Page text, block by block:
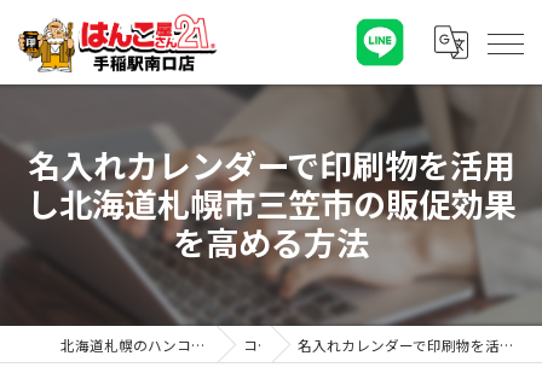
名入れカレンダーで印刷物を活用
し北海道札幌市三笠市の販促効果
を高める方法
北海道札幌のハンコならはんこ屋さん21手稲駅南口店 コラム 名入れカレンダーで印刷物を活用し北海道札幌市三笠市の販促効果を高める方法